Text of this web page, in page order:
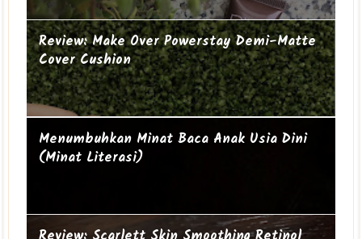
Review: Make Over Powerstay Demi-Matte
Cover Cushion
Mengapa perempuan itu sering geer?
Menumbuhkan Minat Baca Anak Usia Dini
(Minat Literasi)